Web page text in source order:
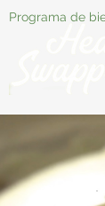
Programa de